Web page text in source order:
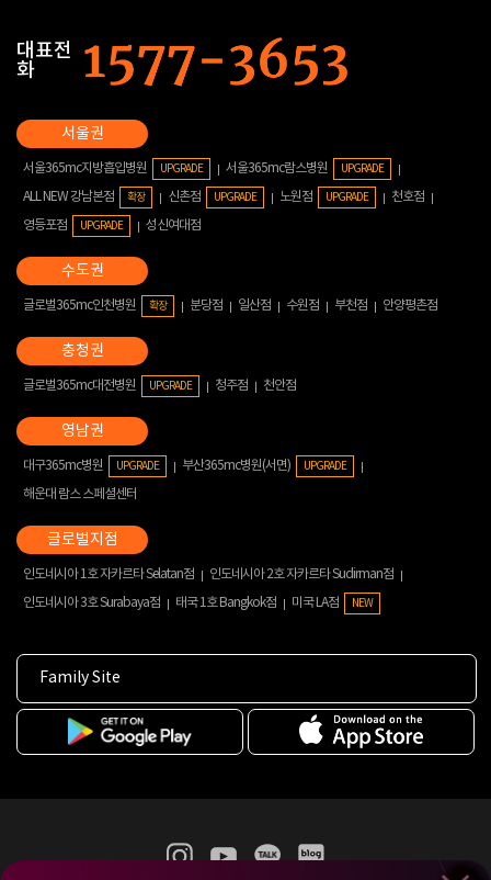
대표전
화
서울365mc지방흡입병원 UPGRADE 서울365mc람스병원 UPGRADE
ALL NEW 강남본점 확장 신촌점 UPGRADE 노원점 UPGRADE
천호점
영등포점
UPGRADE 성신여대점
글로벌365mc인천병원 확장 분당점 일산점 수원점 부천점 안양평촌점
글로벌365mc대전병원 UPGRADE 청주점 천안점
대구365mc병원 UPGRADE 부산365mc병원(서면) UPGRADE
해운대 람스 스페셜센터
인도네시아 1호 자카르타 Selatan점
인도네시아 2호 자카르타 Sudirman점
인도네시아 3호 Surabaya점
태국 1호 Bangkok점 미국 LA점 NEW
Family Site